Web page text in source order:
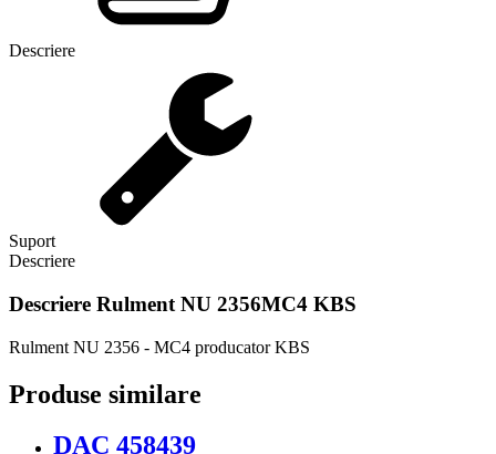
Descriere
Suport
Descriere
Descriere Rulment NU 2356MC4 KBS
Rulment NU 2356 - MC4 producator KBS
Produse similare
DAC 458439